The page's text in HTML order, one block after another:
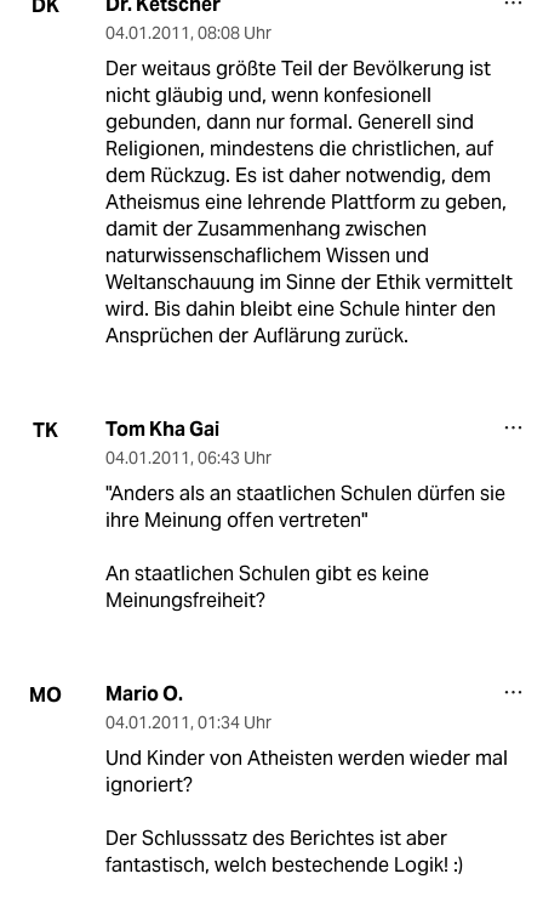
DK
04.01.2011, 08:08 Uhr
Der weitaus größte Teil der Bevölkerung ist
nicht gläubig und, wenn konfesionell
gebunden, dann nur formal. Generell sind
Religionen, mindestens die christlichen, auf
dem Rückzug. Es ist daher notwendig, dem
Atheismus eine lehrende Plattform zu geben,
damit der Zusammenhang zwischen
naturwissenschaflichem Wissen und
Weltanschauung im Sinne der Ethik vermittelt
wird. Bis dahin bleibt eine Schule hinter den
Ansprüchen der Auflärung zurück.
TK Tom Kha Gai
04.01.2011, 06:43 Uhr
"Anders als an staatlichen Schulen dürfen sie
ihre Meinung offen vertreten"
An staatlichen Schulen gibt es keine
Meinungsfreiheit?
MO Mario O.
04.01.2011, 01:34 Uhr
Und Kinder von Atheisten werden wieder mal
ignoriert?
Der Schlusssatz des Berichtes ist aber
fantastisch, welch bestechende Logik! :)